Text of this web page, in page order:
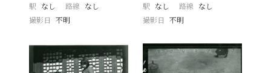
駅 なし 路線 なし
撮影日
不明
駅 なし 路線 なし
撮影日 不明